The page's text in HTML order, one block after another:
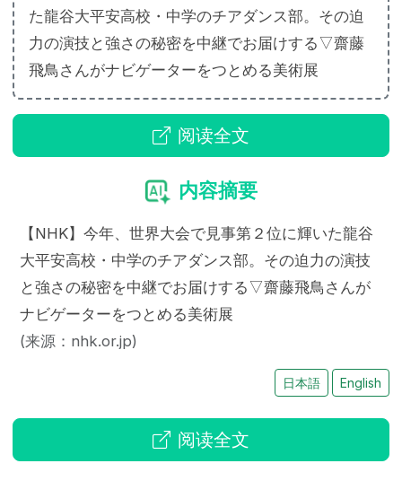
た龍谷大平安高校・中学のチアダンス部。その迫
力の演技と強さの秘密を中継でお届けする▽齋藤
飛鳥さんがナビゲーターをつとめる美術展
阅读全文
内容摘要
【NHK】今年、世界大会で見事第２位に輝いた龍谷
大平安高校・中学のチアダンス部。その迫力の演技
と強さの秘密を中継でお届けする▽齋藤飛鳥さんが
ナビゲーターをつとめる美術展
(来源：nhk.or.jp)
日本語 English
阅读全文